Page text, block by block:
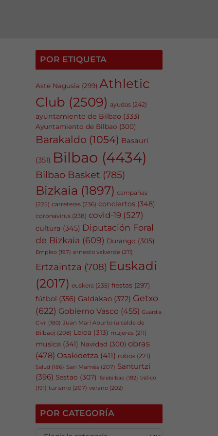
POR ETIQUETA
Aste Nagusia (299) Athletic
Club (2509) ayudas (242)
ayuntamiento de Bilbao (333)
Ayuntamiento de Bilbao (300)
Barakaldo (1054) Basauri
(351) Bilbao (4434)
Bilbao Basket (785)
Bizkaia (1897) campañas
(225) carreteras (236) conciertos (348)
coronavirus (238) covid-19 (527)
cultura (345) Diputación Foral
de Bizkaia (609) Durango (305)
Empleo (197) ernesto valverde (211)
Ertzaintza (708) Euskadi
(2017) euskera (235) fiestas (297)
fútbol (356) Galdakao (372) Getxo
(622) Gobierno Vasco (455) Guardia
Civil (180) Juan Mari Aburto (alcalde de
Bilbao) (208) Leioa (313) mujeres (211)
musica (341) Navidad (300) obras
(478) Osakidetza (411) robos (271)
Salud (186) San Mamés (207) Santurtzi
(396) Sestao (307) Telebilbao (182) tráfico
(191) turismo (207) verano (202)
POR CATEGORÍA